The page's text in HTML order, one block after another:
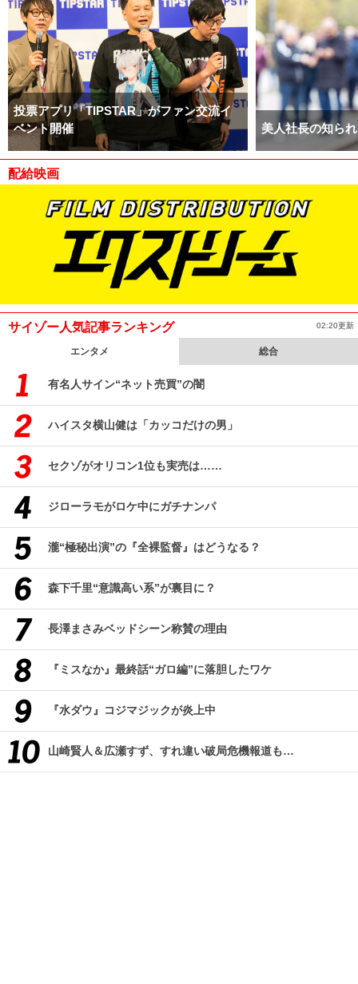
投票アプリ「TIPSTAR」がファン交流イ
ベント開催
美人社長の知ら
配給映画
サイゾー人気記事ランキング 02:20更新
エンタメ 総合
有名人サイン“ネット売買”の闇
ハイスタ横山健は「カッコだけの男」
セクゾがオリコン1位も実売は……
ジローラモがロケ中にガチナンパ
瀧“極秘出演”の『全裸監督』はどうなる？
森下千里“意識高い系”が裏目に？
長澤まさみベッドシーン称賛の理由
『ミスなか』最終話“ガロ編”に落胆したワケ
『水ダウ』コジマジックが炎上中
山崎賢人＆広瀬すず、すれ違い破局危機報道も…